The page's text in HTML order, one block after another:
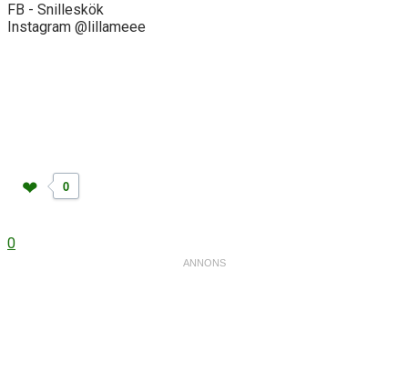
FB - Snilleskök
Instagram @lillameee
0
0